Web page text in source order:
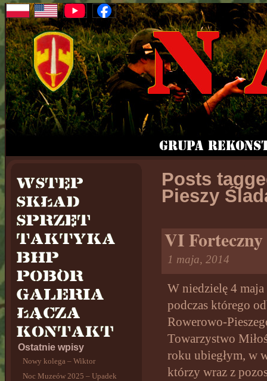
Ostatnie wpisy
Nowy kolega – Wiktor
Noc Muzeów 2025 – Upadek
Posts
Pieszy
VI Forteczny
1 maja, 2014
W niedzielę 4
podczas którego
Rowerowo-
Towarzystwo
roku ubiegłym, w
którzy wraz z